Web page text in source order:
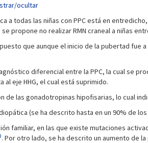
ocultar
a todas las niñas con PPC está en
propone no realizar RMN craneal a niñas
que aunque el inicio de la pubertad
diferencial entre la PPC, la cual se
eje HHG, el cual está suprimido.
de las gonadotropinas hipofisarias, lo cual
(se ha descrito hasta en un 90% de
familiar, en las que existe mutaciones
. Por otro lado, se ha descrito un aumento de